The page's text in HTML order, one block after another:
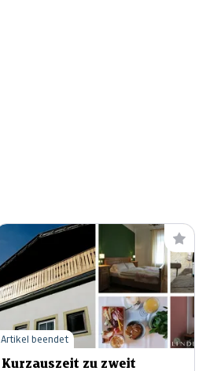
Kurzauszeit zu zweit
Artikel beendet